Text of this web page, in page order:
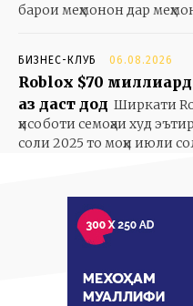
барои меҳмонон дар
БИЗНЕС-КЛУБ 06.08.2026
Roblox $70
аз даст дод Ширкати
ҳисоботи семоҳаи худ
соли 2025 то моҳи июли